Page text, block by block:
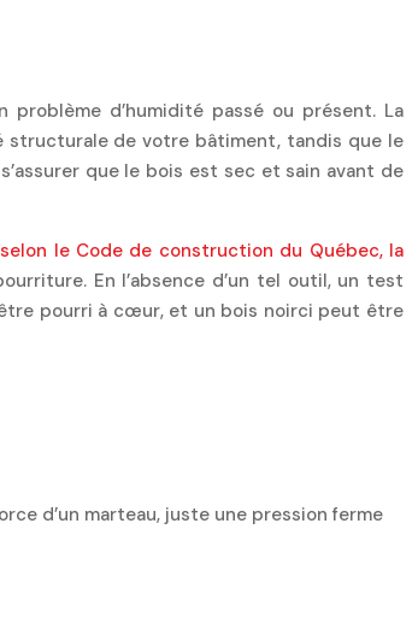
d’humidité passé ou présent. La
structurale de votre bâtiment, tandis que le
que le bois est sec et sain avant de
selon le Code de construction du Québec, la
En l’absence d’un tel outil, un test
être pourri à cœur, et un bois noirci peut être
d’un marteau, juste une pression ferme